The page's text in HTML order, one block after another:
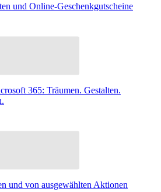
und Online-Geschenkgutscheine
365: Träumen. Gestalten.
und von ausgewählten Aktionen